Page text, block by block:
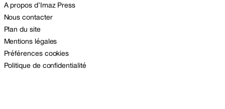
A propos d’Imaz Press
Nous contacter
Plan du site
Mentions légales
Préférences cookies
Politique de confidentialité